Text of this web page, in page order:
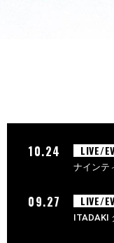
10.24 LIVE/
ナインテ
09.27 LIVE/
ITADAKI